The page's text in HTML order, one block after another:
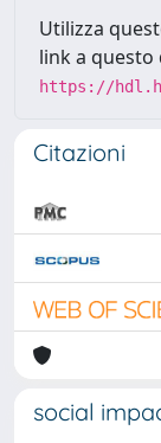
Utilizza
link a
https://
Citazioni
social